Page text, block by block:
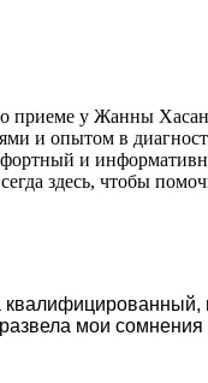
о приеме у Жанны
и опытом в
и
здесь, чтобы
мои